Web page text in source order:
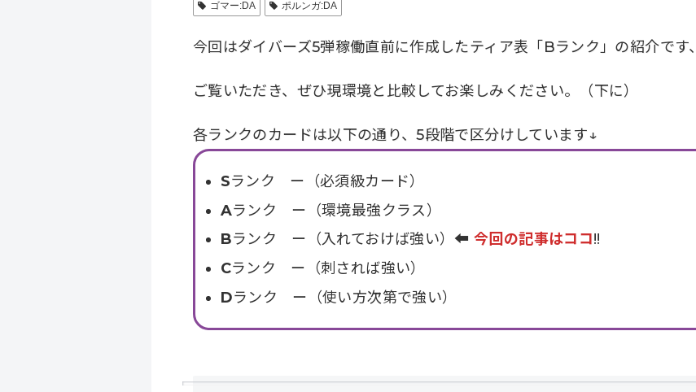
ゴマー:DA ポルンガ:DA
今回はダイバーズ5弾稼働直前に作成したティア表「Bランク」の紹介です、
ご覧いただき、ぜひ現環境と比較してお楽しみください。（下に）
各ランクのカードは以下の通り、5段階で区分けしています↓
Sランク ー（必須級カード）
Aランク ー（環境最強クラス）
Bランク ー（入れておけば強い）⬅︎今回の記事はココ!!
Cランク ー（刺されば強い）
Dランク ー（使い方次第で強い）